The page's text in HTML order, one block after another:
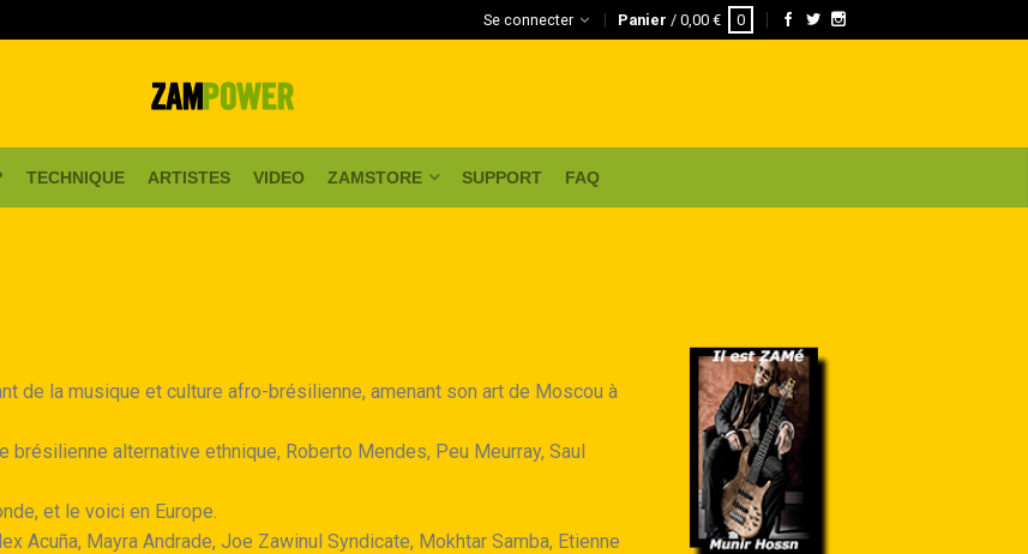
Se connecter Panier / 0,00 € 0
TECHNIQUE ARTISTES VIDEO ZAMSTORE SUPPORT FAQ
de la musique et culture afro-brésilienne, amenant son art de Moscou à
alternative ethnique, Roberto Mendes, Peu Meurray, Saul
et le voici en Europe.
Acuña, Mayra Andrade, Joe Zawinul Syndicate, Mokhtar Samba, Etienne